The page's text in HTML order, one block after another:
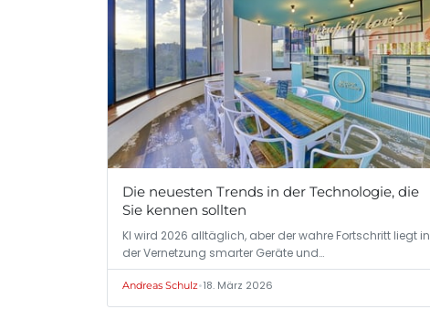
Die neuesten Trends in der Technologie, die
Sie kennen sollten
KI wird 2026 alltäglich, aber der wahre Fortschritt liegt in
der Vernetzung smarter Geräte und…
Andreas Schulz•18. März 2026